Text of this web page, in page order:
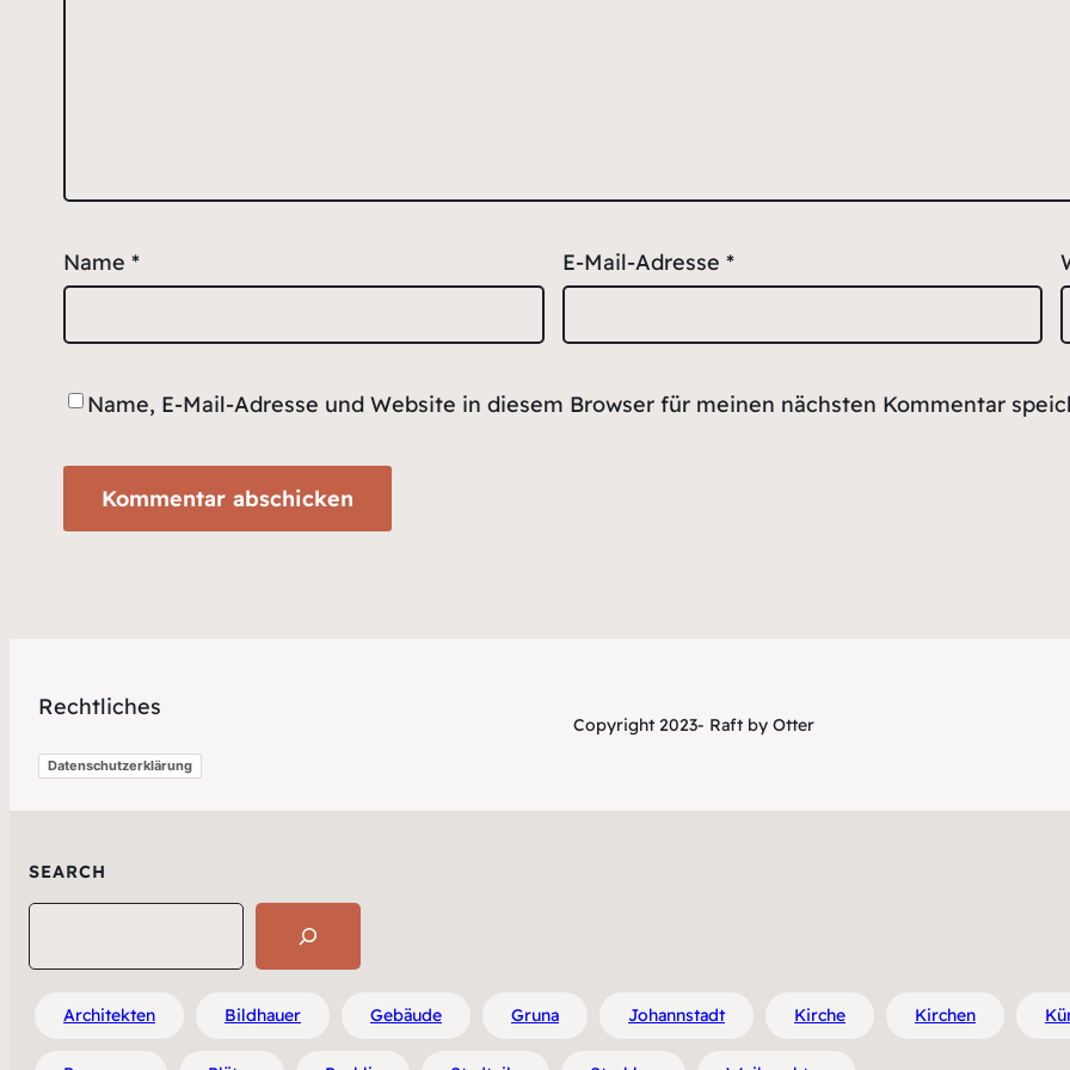
Name * E-Mail-Adresse *
Name, E-Mail-Adresse und Website in diesem Browser für meinen nächsten Kommentar
Rechtliches
Datenschutzerklärung
Copyright 2023- Raft by Otter
SEARCH
Architekten Bildhauer Gebäude Gruna Johannstadt Kirche Kirchen